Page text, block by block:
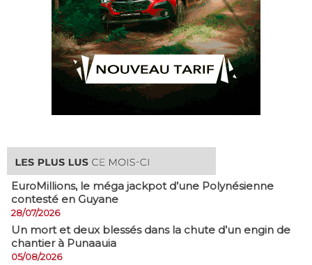
EuroMillions, ​le méga jackpot d’une Polynésienne
contesté en Guyane
28/07/2026
​Un mort et deux blessés dans la chute d’un engin de
chantier à Punaauia
05/08/2026